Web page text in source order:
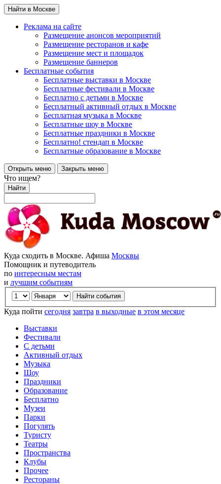
Найти в Москве
Реклама на сайте
Размещение анонсов мероприятий
Размещение ресторанов и кафе
Размещение мест и площадок
Размещение баннеров
Бесплатные события
Бесплатные выставки в Москве
Бесплатные фестивали в Москве
Бесплатно с детьми в Москве
Бесплатный активный отдых в Москве
Бесплатная музыка в Москве
Бесплатные шоу в Москве
Бесплатные праздники в Москве
Бесплатно! стендап в Москве
Бесплатные образование в Москве
Открыть меню Закрыть меню
Что ищем?
Найти
Куда сходить в Москве. Афиша Москвы
Помощник и путеводитель
по интересным местам
и лучшим событиям
Куда пойти сегодня завтра в выходные в этом месяце
Выставки
Фестивали
С детьми
Активный отдых
Музыка
Шоу
Праздники
Образование
Бесплатно
Музеи
Парки
Погулять
Туристу
Театры
Пространства
Клубы
Прочее
Рестораны